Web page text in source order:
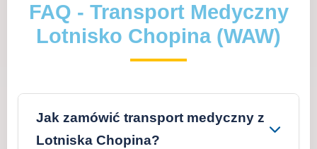
FAQ - Transport Medyczny
Lotnisko Chopina (WAW)
Jak zamówić transport medyczny z
Lotniska Chopina?